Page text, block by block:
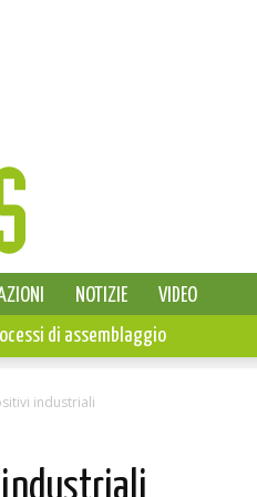
NOTIZIE
VIDEO
di assemblaggio
industriali
industriali